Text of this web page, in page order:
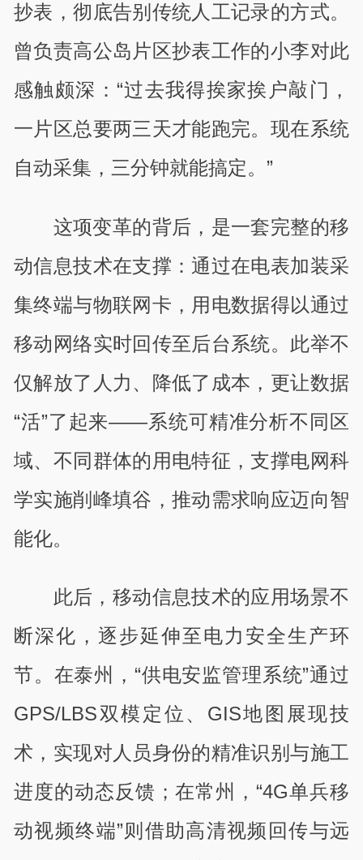
抄表，彻底告别传统人工记录的方式。
曾负责高公岛片区抄表工作的小李对此
感触颇深：“过去我得挨家挨户敲门，
一片区总要两三天才能跑完。现在系统
自动采集，三分钟就能搞定。”
这项变革的背后，是一套完整的移
动信息技术在支撑：通过在电表加装采
集终端与物联网卡，用电数据得以通过
移动网络实时回传至后台系统。此举不
仅解放了人力、降低了成本，更让数据
“活”了起来——系统可精准分析不同区
域、不同群体的用电特征，支撑电网科
学实施削峰填谷，推动需求响应迈向智
能化。
此后，移动信息技术的应用场景不
断深化，逐步延伸至电力安全生产环
节。在泰州，“供电安监管理系统”通过
GPS/LBS双模定位、GIS地图展现技
术，实现对人员身份的精准识别与施工
进度的动态反馈；在常州，“4G单兵移
动视频终端”则借助高清视频回传与远